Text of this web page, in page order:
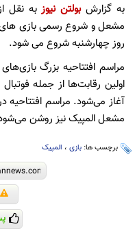
به گزارشبولتن نیوز
مشعل و شروع رسمی بازی های
روز چهارشنبه شروع می شود.
اولین رقابت‌ها از جمله
آغاز می‌شود. مراسم افتتاحیه
مشعل المپیک نیز روشن
برچسب ها: بازی ، المپیک